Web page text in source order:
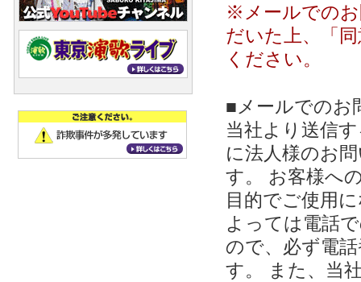
※メールでのお
だいた上、「
ください。
■メールでのお
当社より送信
に法人様のお
す。 お客様へ
目的でご使用
よっては電話
ので、必ず電
す。 また、当